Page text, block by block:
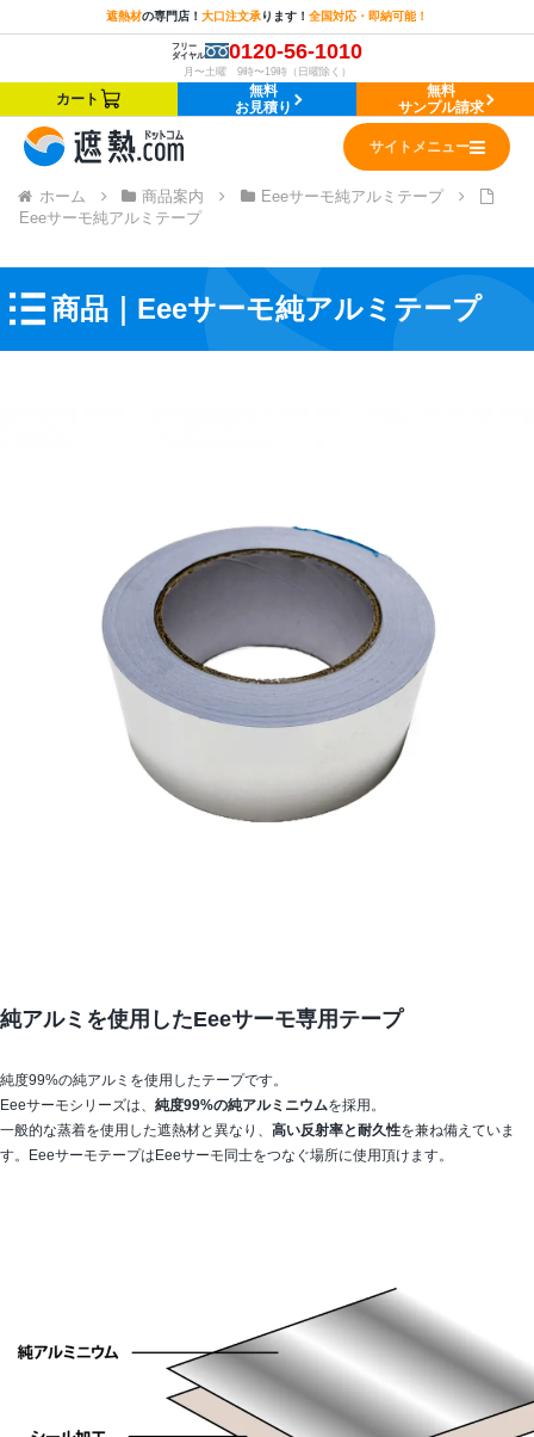
遮熱材の専門店！ 大口注文承ります！ 全国対応・即納可能！
フリー
ダイヤル
0120-56-1010
月〜土曜 9時〜19時（日曜除く）
カート
無料
お見積り
無料
サンプル請求
サイトメニュー
ホーム 商品案内
Eeeサーモ純アルミテープ
Eeeサーモ純アルミテープ
商品｜Eeeサーモ純アルミテープ
純アルミを使用したEeeサーモ専用テープ
純度99%の純アルミを使用したテープです。
Eeeサーモシリーズは、 純度99%の純アルミニウムを採用。
一般的な蒸着を使用した遮熱材と異なり、 高い反射率と耐久性を兼ね備えていま
す。EeeサーモテープはEeeサーモ同士をつなぐ場所に使用頂けます。